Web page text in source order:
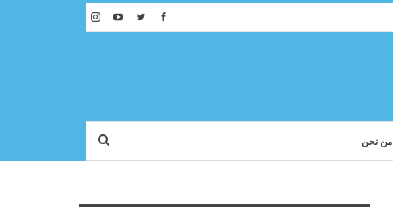
من نحن